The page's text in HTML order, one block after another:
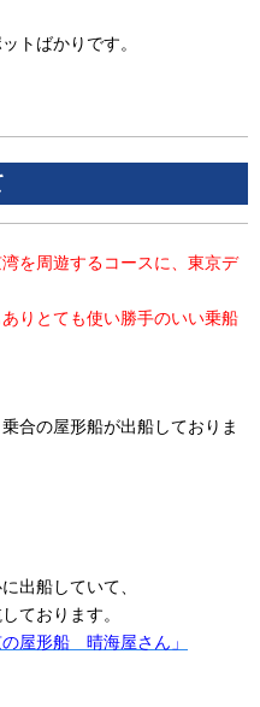
トばかりです。
を周遊するコースに、東京デ
りとても使い勝手のいい乗船
合の屋形船が出船しておりま
出船していて、
ております。
の屋形船 晴海屋さん」